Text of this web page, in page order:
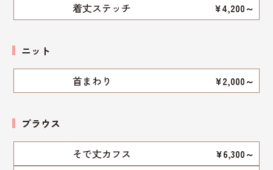
着丈ステッチ ¥4,200～
ニット
首まわり ¥2,000～
ブラウス
そで丈カフス ¥6,300～